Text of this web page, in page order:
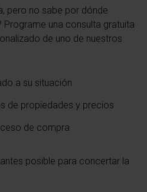
pero no sabe por dónde
una consulta gratuita
de uno de nuestros
a su situación
de propiedades y precios
de compra
posible para concertar la